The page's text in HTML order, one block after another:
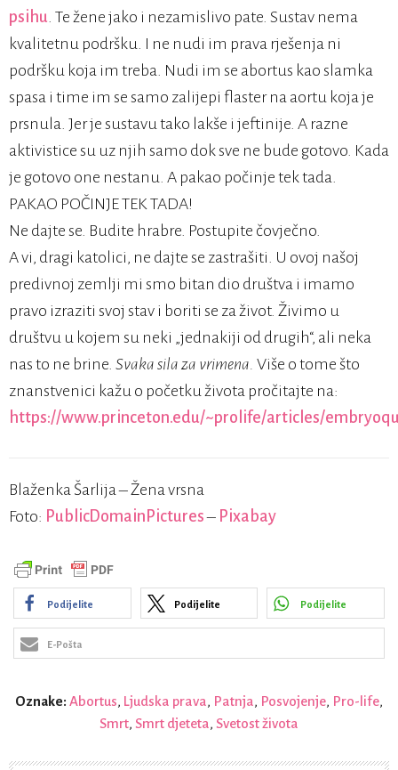
psihu. Te žene jako i nezamislivo pate. Sustav nema
kvalitetnu podršku. I ne nudi im prava rješenja ni
podršku koja im treba. Nudi im se abortus kao slamka
spasa i time im se samo zalijepi flaster na aortu koja je
prsnula. Jer je sustavu tako lakše i jeftinije. A razne
aktivistice su uz njih samo dok sve ne bude gotovo. Kada
je gotovo one nestanu. A pakao počinje tek tada.
PAKAO POČINJE TEK TADA!
Ne dajte se. Budite hrabre. Postupite čovječno.
A vi, dragi katolici, ne dajte se zastrašiti. U ovoj našoj
predivnoj zemlji mi smo bitan dio društva i imamo
pravo izraziti svoj stav i boriti se za život. Živimo u
društvu u kojem su neki „jednakiji od drugih“, ali neka
nas to ne brine. Svaka sila za vrimena. Više o tome što
znanstvenici kažu o početku života pročitajte na:
https://www.princeton.edu/~prolife/articles/
Blaženka Šarlija – Žena vrsna
Foto: PublicDomainPictures– Pixabay
Podijelite Podijelite Podijelite
E-Pošta
Oznake: Abortus, Ljudska prava, Patnja, Posvojenje, Pro-life,
Smrt, Smrt djeteta, Svetost života